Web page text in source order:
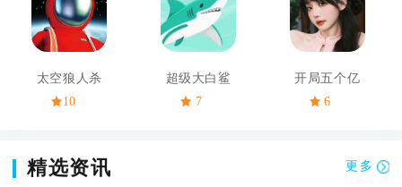
太空狼人杀
10
超级大白鲨
7
开局五个亿
6
精选资讯 更多